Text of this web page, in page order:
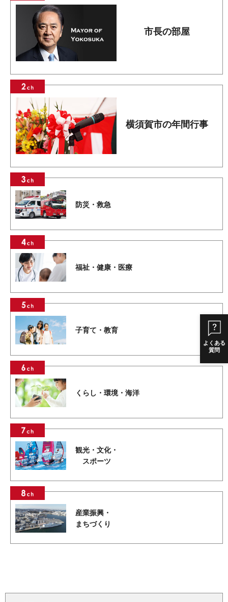
よくある
質問
市長の部屋
横須賀市の年間行事
防災・救急
福祉・健康・医療
子育て・教育
くらし・環境・海洋
観光・文化・
スポーツ
産業振興・
まちづくり